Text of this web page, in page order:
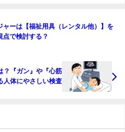
ャーは【福祉用具（レンタル他）】を
点で検討する？
？『ガン』や『心筋
人体にやさしい検査